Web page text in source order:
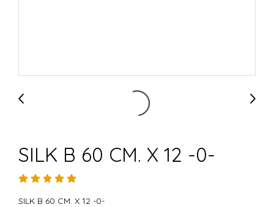
SILK B 60 CM. X 12 -0-
SILK B 60 CM. X 12 -0-